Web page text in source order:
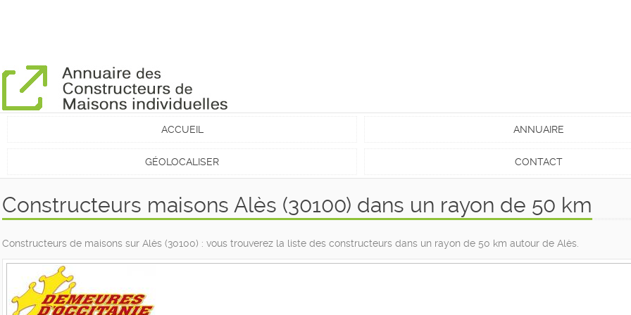
ACCUEIL ANNUAIRE
GÉOLOCALISER CONTACT
Constructeurs maisons Alès (30100) dans un rayon de 50 km
Constructeurs de maisons sur Alès (30100) : vous trouverez la liste des constructeurs dans un rayon de 50 km autour de Alès.